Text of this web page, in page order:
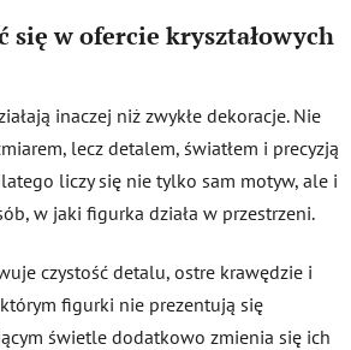
się w ofercie kryształowych
inaczej niż zwykłe dekoracje. Nie
lecz detalem, światłem i precyzją
liczy się nie tylko sam motyw, ale i
w jaki figurka działa w przestrzeni.
czystość detalu, ostre krawędzie i
figurki nie prezentują się
świetle dodatkowo zmienia się ich